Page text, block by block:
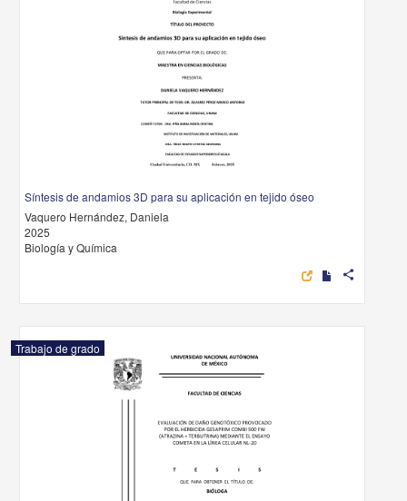
Síntesis de andamios 3D para su aplicación en tejido óseo
Vaquero Hernández, Daniela
2025
Biología y Química
share
Trabajo de grado